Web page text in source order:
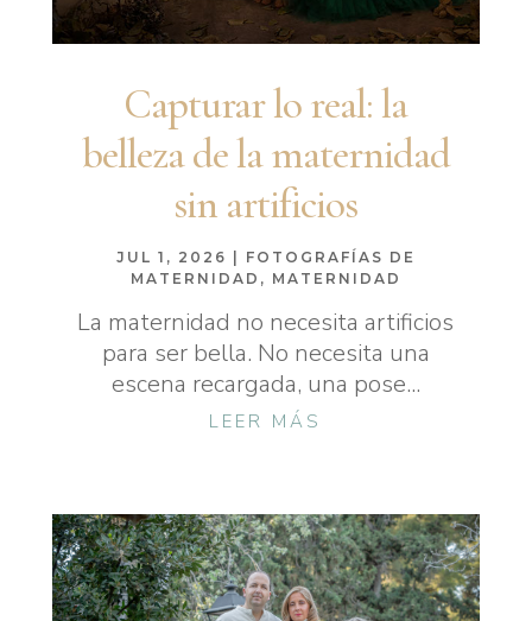
Capturar lo real: la
belleza de la maternidad
sin artificios
JUL 1, 2026
FOTOGRAFÍAS DE
MATERNIDAD , MATERNIDAD
La maternidad no necesita artificios
para ser bella. No necesita una
escena recargada, una pose...
LEER MÁS